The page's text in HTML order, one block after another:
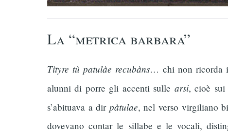
La “metrica barbara”
Tìtyre tù patulàe recubàns… chi non ricorda
alunni di porre gli accenti sulle arsi, cioè sui
s’abituava a dir pàtulae, nel verso virgiliano
dovevano contar le sillabe e le vocali,